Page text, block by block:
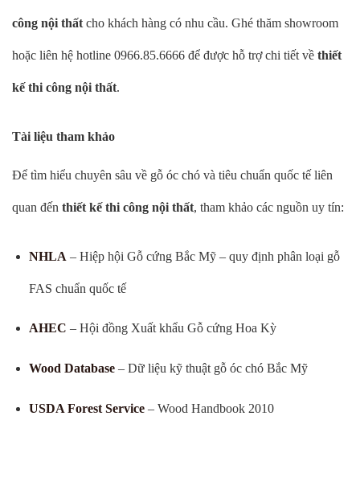
công nội thất cho khách hàng có nhu cầu. Ghé thăm showroom
hoặc liên hệ hotline 0966.85.6666 để được hỗ trợ chi tiết về thiết
kế thi công nội thất.
Tài liệu tham khảo
Để tìm hiểu chuyên sâu về gỗ óc chó và tiêu chuẩn quốc tế liên
quan đến thiết kế thi công nội thất, tham khảo các nguồn uy tín:
NHLA – Hiệp hội Gỗ cứng Bắc Mỹ – quy định phân loại gỗ
FAS chuẩn quốc tế
AHEC – Hội đồng Xuất khẩu Gỗ cứng Hoa Kỳ
Wood Database– Dữ liệu kỹ thuật gỗ óc chó Bắc Mỹ
USDA Forest Service– Wood Handbook 2010